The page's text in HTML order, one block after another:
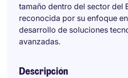
tamaño dentro del sector del
reconocida por su enfoque
desarrollo de soluciones
avanzadas.
Descripción